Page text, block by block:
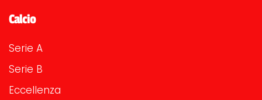
Calcio
Serie A
Serie B
Eccellenza